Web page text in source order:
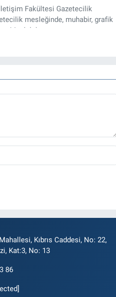
Fakültesi Gazetecilik
mesleğinde, muhabir, grafik
Meslek hayatına
Spor ve Teknolojiden Sorumlu
Kıbrıs Caddesi, No: 22,
Kat:3, No: 13
86